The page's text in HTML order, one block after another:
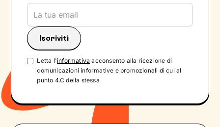
Letta l'informativa acconsento alla ricezione di
comunicazioni informative e promozionali di cui al
punto 4.C della stessa